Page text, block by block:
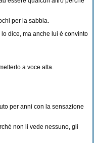
per la sabbia.
dice, ma anche lui è convinto
a voce alta.
per anni con la sensazione
non li vede nessuno, gli